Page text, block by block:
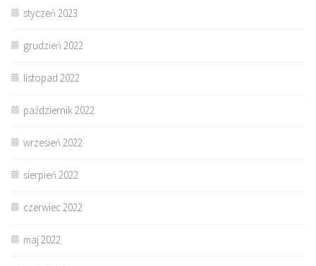
styczeń 2023
grudzień 2022
listopad 2022
październik 2022
wrzesień 2022
sierpień 2022
czerwiec 2022
maj 2022